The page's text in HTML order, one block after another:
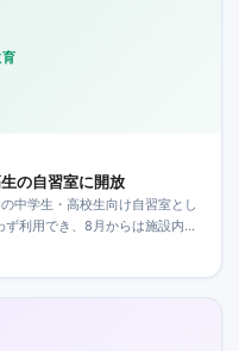
の自習室に開放
中学生・高校生向け自習室とし
利用でき、8月からは施設内で